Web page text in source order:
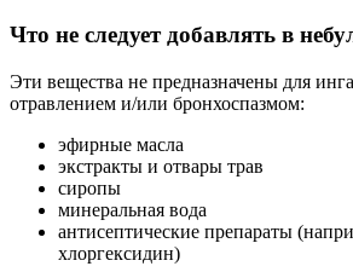
Что не следует добавлять в
Эти вещества не предназначены для
отравлением и/или бронхоспазмом:
эфирные масла
экстракты и отвары трав
сиропы
минеральная вода
антисептические препараты
хлоргексидин)